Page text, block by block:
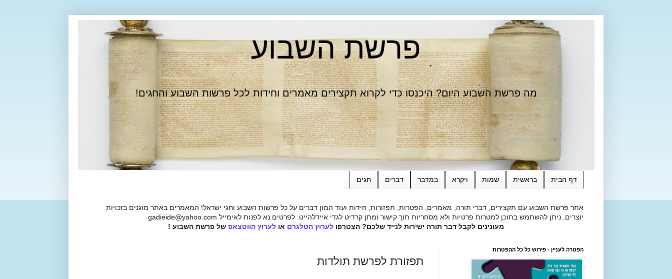
פרשת השבוע
מה פרשת השבוע היום? היכנסו כדי לקרוא תקצירים מאמרים וחידות לכל פרשות השבוע והחגים!
דף הבית בראשית שמות ויקרא במדבר דברים חגים
אתר פרשת השבוע עם תקצירים, דברי תורה, מאמרים, הפטרות, תפזורות, חידות ועוד המון דברים על כל פרשות השבוע וחגי ישראל! המאמרים באתר מוגנים בזכויות
יוצרים. ניתן להשתמש בתוכן למטרות פרטיות ולא מסחריות תוך קישור ומתן קרדיט לגדי איידלהייט. לפרטים נא לפנות לאימייל gadieide@yahoo.com
מעונינים לקבל דבר תורה ישירות לנייד שלכם? הצטרפו לערוץ הטלגרם או לערוץ הווטצאפ של פרשת השבוע !
תפזורת לפרשת תולדות
הפטרה לעניין - פירוש כל כל ההפטרות